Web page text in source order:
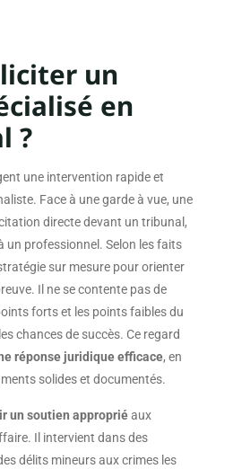
un
en
?
une intervention rapide et
Face à une garde à vue, une
directe devant un tribunal,
un professionnel. Selon les faits
sur mesure pour orienter
Il ne se contente pas de
forts et les points faibles du
chances de succès. Ce regard
réponse juridique efficace, en
solides et documentés.
un soutien appropriéaux
Il intervient dans des
délits mineurs aux crimes les